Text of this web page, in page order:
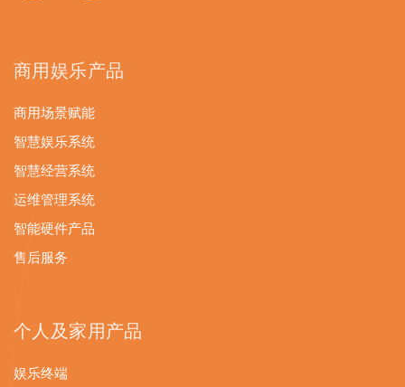
商用娱乐产品
商用场景赋能
智慧娱乐系统
智慧经营系统
运维管理系统
智能硬件产品
售后服务
个人及家用产品
娱乐终端